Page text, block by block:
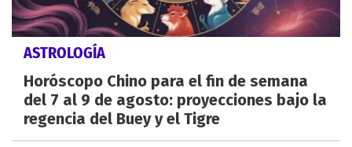
ASTROLOGÍA
Horóscopo Chino para el fin de semana
del 7 al 9 de agosto: proyecciones bajo la
regencia del Buey y el Tigre